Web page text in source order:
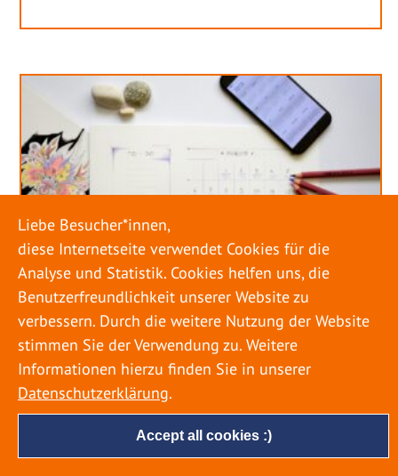
URLAUB RICHTIG PLANEN – ROHRBRUCH
VERHINDERN
18. MAI 2022
Accept all cookies :)
Liebe Besucher*innen,
diese Internetseite verwendet Cookies für die
Analyse und Statistik. Cookies helfen uns, die
Benutzerfreundlichkeit unserer Website zu
verbessern. Durch die weitere Nutzung der Website
stimmen Sie der Verwendung zu. Weitere
Informationen hierzu finden Sie in unserer
Datenschutzerklärung.